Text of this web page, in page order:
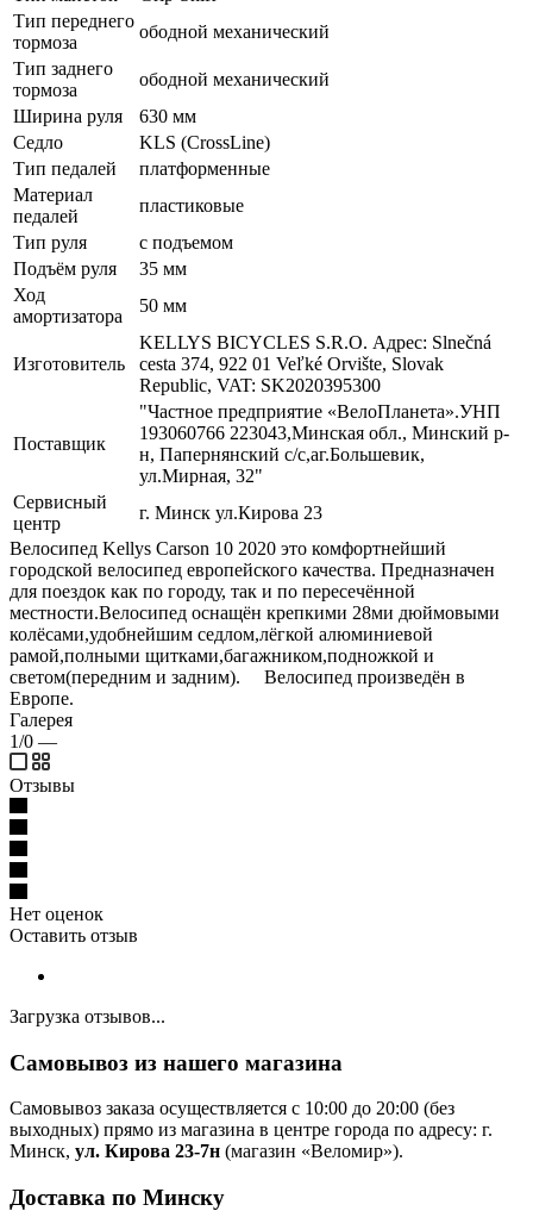
Тип переднего
тормоза
ободной механический
Тип заднего
тормоза
ободной механический
Ширина руля
630 мм
Седло
KLS (CrossLine)
Тип педалей
платформенные
Материал
педалей
пластиковые
Тип руля
с подъемом
Подъём руля
35 мм
Ход
амортизатора
50 мм
Изготовитель
KELLYS BICYCLES S.R.O. Адрес: Slnečná
cesta 374, 922 01 Veľké Orvište, Slovak
Republic, VAT: SK2020395300
Поставщик
"Частное предприятие «ВелоПланета».УНП
193060766 223043,Минская обл., Минский р-
н, Папернянский с/с,аг.Большевик,
ул.Мирная, 32"
Сервисный
центр
г. Минск ул.Кирова 23
Велосипед Kellys Carson 10 2020 это комфортнейший
городской велосипед европейского качества. Предназначен
для поездок как по городу, так и по пересечённой
местности.Велосипед оснащён крепкими 28ми дюймовыми
колёсами,удобнейшим седлом,лёгкой алюминиевой
рамой,полными щитками,багажником,подножкой и
светом(передним и задним). Велосипед произведён в
Европе.
Галерея
1/0 —
Отзывы
Нет оценок
Оставить отзыв
Загрузка отзывов...
Самовывоз из нашего магазина
Самовывоз заказа осуществляется с 10:00 до 20:00 (без
выходных) прямо из магазина в центре города по адресу: г.
Минск, ул. Кирова 23-7н (магазин «Веломир»).
Доставка по Минску